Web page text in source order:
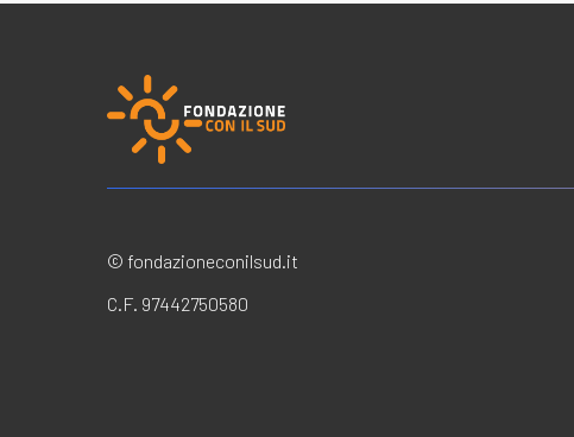
© fondazioneconilsud.it
C.F. 97442750580